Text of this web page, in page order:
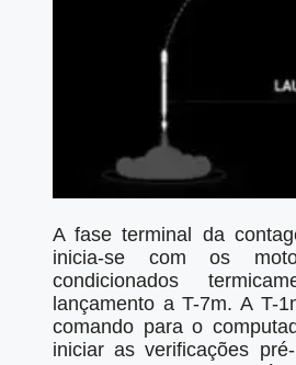
A fase terminal da
inicia-se com os
condicionados
lançamento a T-7m. A T-
comando para o
iniciar as verificações